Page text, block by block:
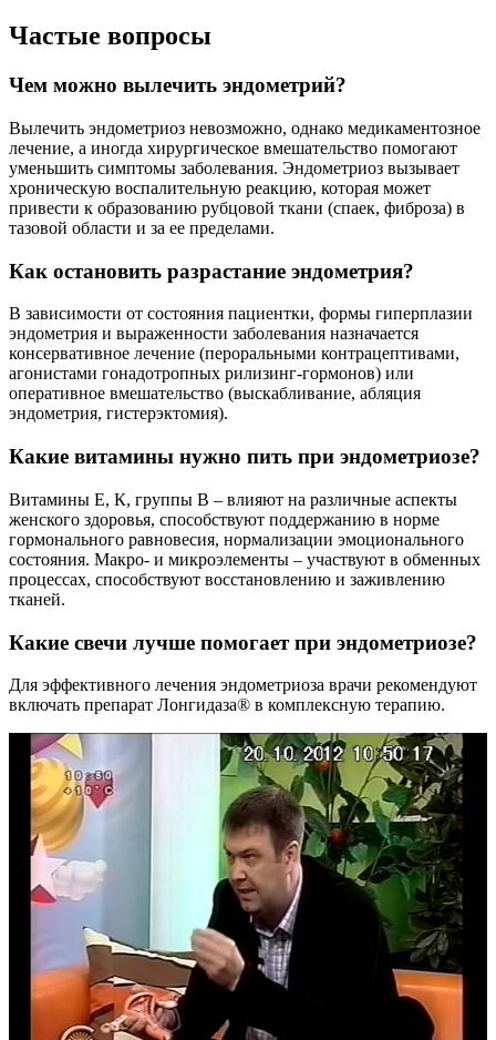
Частые вопросы
Чем можно вылечить эндометрий?
Вылечить эндометриоз невозможно, однако медикаментозное
лечение, а иногда хирургическое вмешательство помогают
уменьшить симптомы заболевания. Эндометриоз вызывает
хроническую воспалительную реакцию, которая может
привести к образованию рубцовой ткани (спаек, фиброза) в
тазовой области и за ее пределами.
Как остановить разрастание эндометрия?
В зависимости от состояния пациентки, формы гиперплазии
эндометрия и выраженности заболевания назначается
консервативное лечение (пероральными контрацептивами,
агонистами гонадотропных рилизинг-гормонов) или
оперативное вмешательство (выскабливание, абляция
эндометрия, гистерэктомия).
Какие витамины нужно пить при эндометриозе?
Витамины Е, К, группы В – влияют на различные аспекты
женского здоровья, способствуют поддержанию в норме
гормонального равновесия, нормализации эмоционального
состояния. Макро- и микроэлементы – участвуют в обменных
процессах, способствуют восстановлению и заживлению
тканей.
Какие свечи лучше помогает при эндометриозе?
Для эффективного лечения эндометриоза врачи рекомендуют
включать препарат Лонгидаза® в комплексную терапию.